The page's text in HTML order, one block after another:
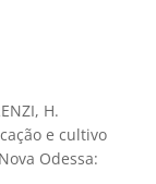
H.
e cultivo
Odessa: